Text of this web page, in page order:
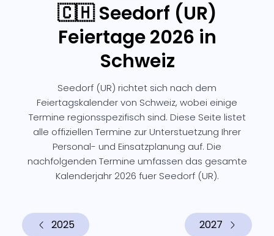
🇨🇭 Seedorf (UR)
Feiertage 2026 in
Schweiz
Seedorf (UR) richtet sich nach dem
Feiertagskalender von Schweiz, wobei einige
Termine regionsspezifisch sind. Diese Seite listet
alle offiziellen Termine zur Unterstuetzung Ihrer
Personal- und Einsatzplanung auf. Die
nachfolgenden Termine umfassen das gesamte
Kalenderjahr 2026 fuer Seedorf (UR).
2025 2027